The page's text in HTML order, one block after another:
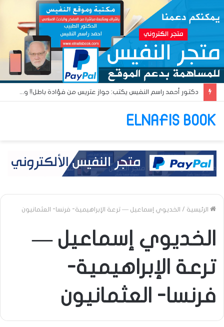
دكتور أحمد راسم النفيس يكتب: جواز عتريس من فؤادة باطل!! وجواز براقش من حُنين فاشل!!
ELNAFIS BOOK
الرئيسية / الخديوي إسماعيل — ترعة الإبراهيمية- فرنسا- العثمانيون
الخديوي إسماعيل —
ترعة الإبراهيمية-
فرنسا- العثمانيون